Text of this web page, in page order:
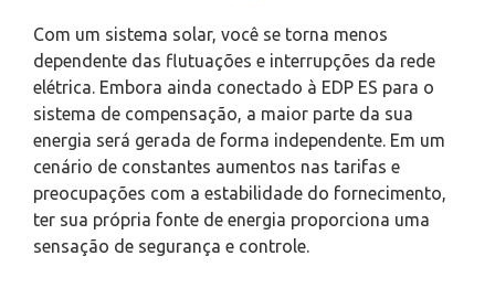
Com um sistema solar, você se torna menos
dependente das flutuações e interrupções da rede
elétrica. Embora ainda conectado à EDP ES para o
sistema de compensação, a maior parte da sua
energia será gerada de forma independente. Em um
cenário de constantes aumentos nas tarifas e
preocupações com a estabilidade do fornecimento,
ter sua própria fonte de energia proporciona uma
sensação de segurança e controle.